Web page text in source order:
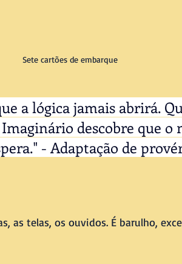
Sete cartões de embarque
a lógica jamais abrirá.
descobre que o
- Adaptação de
as telas, os ouvidos. É barulho,